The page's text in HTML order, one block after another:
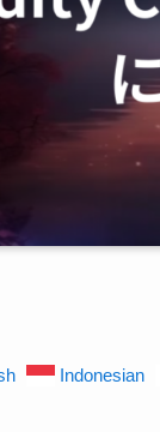
Indonesian